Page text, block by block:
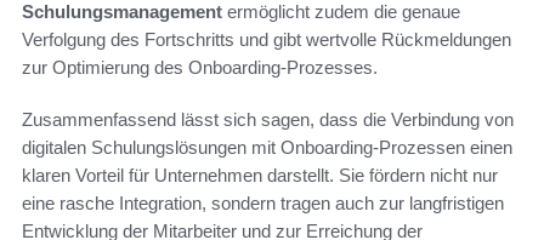
Schulungsmanagement ermöglicht zudem die genaue
Verfolgung des Fortschritts und gibt wertvolle Rückmeldungen
zur Optimierung des Onboarding-Prozesses.
Zusammenfassend lässt sich sagen, dass die Verbindung von
digitalen Schulungslösungen mit Onboarding-Prozessen einen
klaren Vorteil für Unternehmen darstellt. Sie fördern nicht nur
eine rasche Integration, sondern tragen auch zur langfristigen
Entwicklung der Mitarbeiter und zur Erreichung der